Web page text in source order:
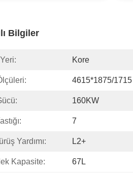
Bilgiler
Kore
4615*1875/1715
160KW
7
Yardımı: L2+
Kapasite: 67L